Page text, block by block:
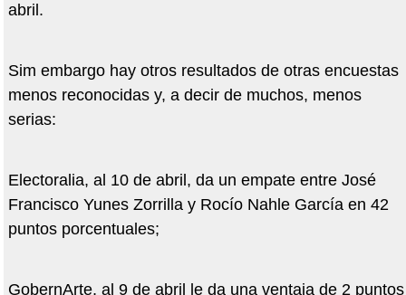
abril.
Sim embargo hay otros resultados de otras encuestas
menos reconocidas y, a decir de muchos, menos
serias:
Electoralia, al 10 de abril, da un empate entre José
Francisco Yunes Zorrilla y Rocío Nahle García en 42
puntos porcentuales;
GobernArte, al 9 de abril le da una ventaja de 2 puntos